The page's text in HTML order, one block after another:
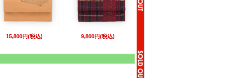
15,800円(税込) 9,800円(税込)